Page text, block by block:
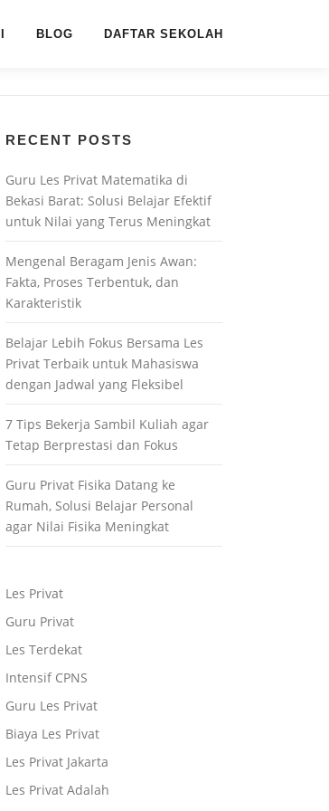
BLOG DAFTAR SEKOLAH
RECENT POSTS
Guru Les Privat Matematika di
Bekasi Barat: Solusi Belajar Efektif
untuk Nilai yang Terus Meningkat
Mengenal Beragam Jenis Awan:
Fakta, Proses Terbentuk, dan
Karakteristik
Belajar Lebih Fokus Bersama Les
Privat Terbaik untuk Mahasiswa
dengan Jadwal yang Fleksibel
7 Tips Bekerja Sambil Kuliah agar
Tetap Berprestasi dan Fokus
Guru Privat Fisika Datang ke
Rumah, Solusi Belajar Personal
agar Nilai Fisika Meningkat
Les Privat
Guru Privat
Les Terdekat
Intensif CPNS
Guru Les Privat
Biaya Les Privat
Les Privat Jakarta
Les Privat Adalah